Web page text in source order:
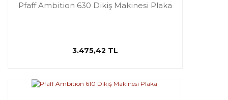
Pfaff Ambition 630 Dikiş Makinesi Plaka
3.475,42 TL